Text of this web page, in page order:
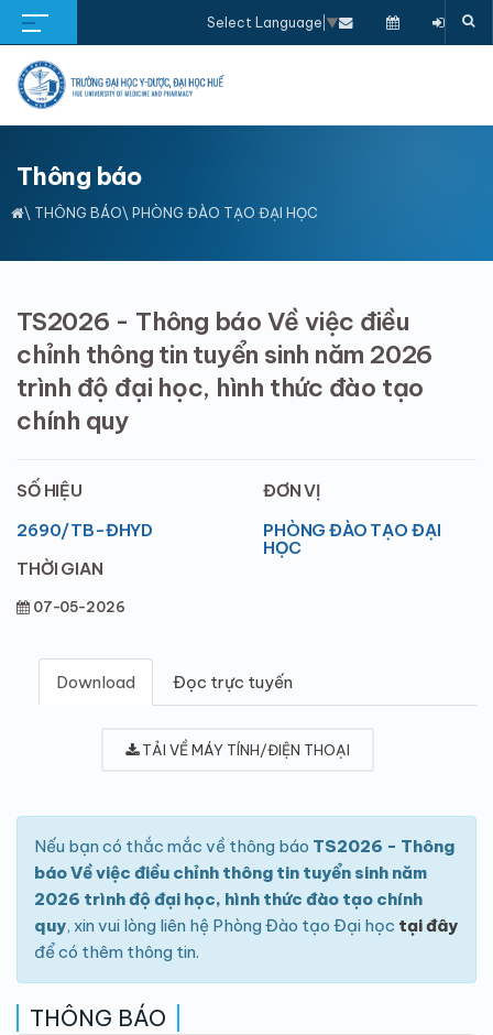
Select Language ▼
Thông báo
\ THÔNG BÁO\ PHÒNG ĐÀO TẠO ĐẠI HỌC
TS2026 - Thông báo Về việc điều
chỉnh thông tin tuyển sinh năm 2026
trình độ đại học, hình thức đào tạo
chính quy
SỐ HIỆU
2690/TB-ĐHYD
ĐƠN VỊ
PHÒNG ĐÀO TẠO ĐẠI
HỌC
THỜI GIAN
07-05-2026
Download Đọc trực tuyến
TẢI VỀ MÁY TÍNH/ĐIỆN THOẠI
Nếu bạn có thắc mắc về thông báo TS2026 - Thông
báo Về việc điều chỉnh thông tin tuyển sinh năm
2026 trình độ đại học, hình thức đào tạo chính
quy, xin vui lòng liên hệ Phòng Đào tạo Đại học tại đây
để có thêm thông tin.
THÔNG BÁO